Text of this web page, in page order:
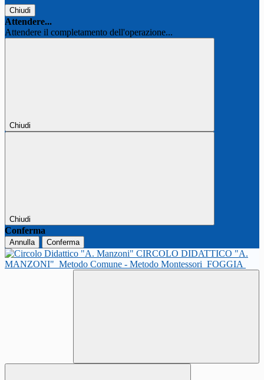
Chiudi
Attendere...
Attendere il completamento dell'operazione...
Chiudi
Chiudi
Conferma
Annulla Conferma
CIRCOLO DIDATTICO "A.
MANZONI" Metodo Comune - Metodo Montessori FOGGIA